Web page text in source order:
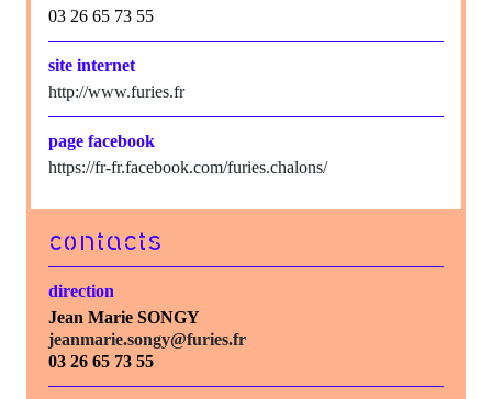
03 26 65 73 55
site internet
http://www.furies.fr
page facebook
https://fr-fr.facebook.com/furies.chalons/
contacts
direction
Jean Marie SONGY
jeanmarie.songy@furies.fr
03 26 65 73 55